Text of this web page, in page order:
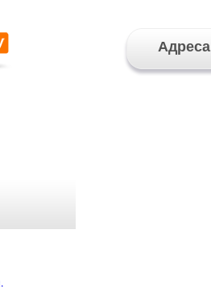
Адреса